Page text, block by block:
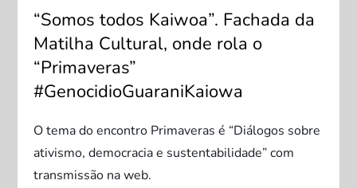
“Somos todos Kaiwoa”. Fachada da
Matilha Cultural, onde rola o
“Primaveras”
#GenocidioGuaraniKaiowa
O tema do encontro Primaveras é “Diálogos sobre
ativismo, democracia e sustentabilidade” com
transmissão na web.